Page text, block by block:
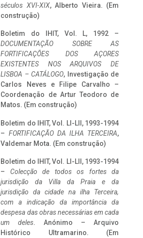
séculos XVI-XIX, Alberto Vieira. (Em
construção)
Boletim do IHIT, Vol. L, 1992 –
DOCUMENTAÇÃO SOBRE AS
FORTIFICAÇÕES DOS AÇORES
EXISTENTES NOS ARQUIVOS DE
LISBOA – CATÁLOGO, Investigação de
Carlos Neves e Filipe Carvalho –
Coordenação de Artur Teodoro de
Matos. (Em construção)
Boletim do IHIT, Vol. LI-LII, 1993-1994
– FORTIFICAÇÃO DA ILHA TERCEIRA,
Valdemar Mota. (Em construção)
Boletim do IHIT, Vol. LI-LII, 1993-1994
– Colecção de todos os fortes da
jurisdição da Villa da Praia e da
jurisdição da cidade na ilha Terceira,
com a indicação da importância da
despesa das obras necessárias em cada
um deles. Anónimo – Arquivo
Histórico Ultramarino. (Em